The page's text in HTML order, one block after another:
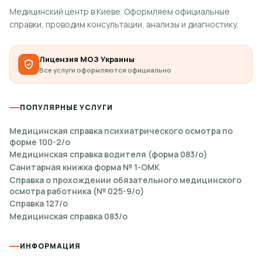
Медицинский центр в Киеве. Оформляем официальные
справки, проводим консультации, анализы и диагностику.
Лицензия МОЗ Украины
Все услуги оформляются официально
ПОПУЛЯРНЫЕ УСЛУГИ
Медицинская справка психиатрического осмотра по
форме 100-2/о
Медицинская справка водителя (форма 083/о)
Санитарная книжка форма № 1-ОМК
Справка о прохождении обязательного медицинского
осмотра работника (№ 025-9/о)
Справка 127/о
Медицинская справка 083/о
ИНФОРМАЦИЯ